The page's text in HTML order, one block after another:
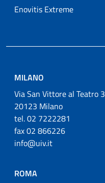
Enovitis Extreme
MILANO
Via San Vittore al Teatro 3
20123 Milano
tel. 02 7222281
fax 02 866226
info@uiv.it
ROMA